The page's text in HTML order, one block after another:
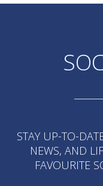
STAY UP-TO-
NEWS, AND
FAVOURITE